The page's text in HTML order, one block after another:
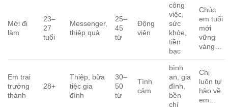
Mới đi
làm
23–
27
tuổi
Messenger,
thiệp quà
25–
45
từ
Động
viên
công
việc,
sức
khỏe,
tiền
bạc
Chúc
em tuổi
mới
vững
vàng…
Em trai
trưởng
thành
28+
Thiệp, bữa
tiệc gia
đình
30–
50
từ
Tình
cảm
bình
an, gia
đình,
bền
chí
Chị
luôn tự
hào về
em…